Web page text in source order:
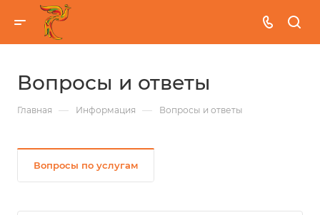
Вопросы и ответы
Главная — Информация — Вопросы и ответы
Вопросы по услугам